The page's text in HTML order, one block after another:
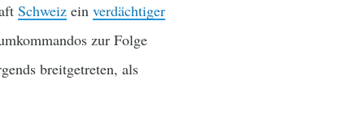
Schweiz ein verdächtiger
zur Folge
breitgetreten, als